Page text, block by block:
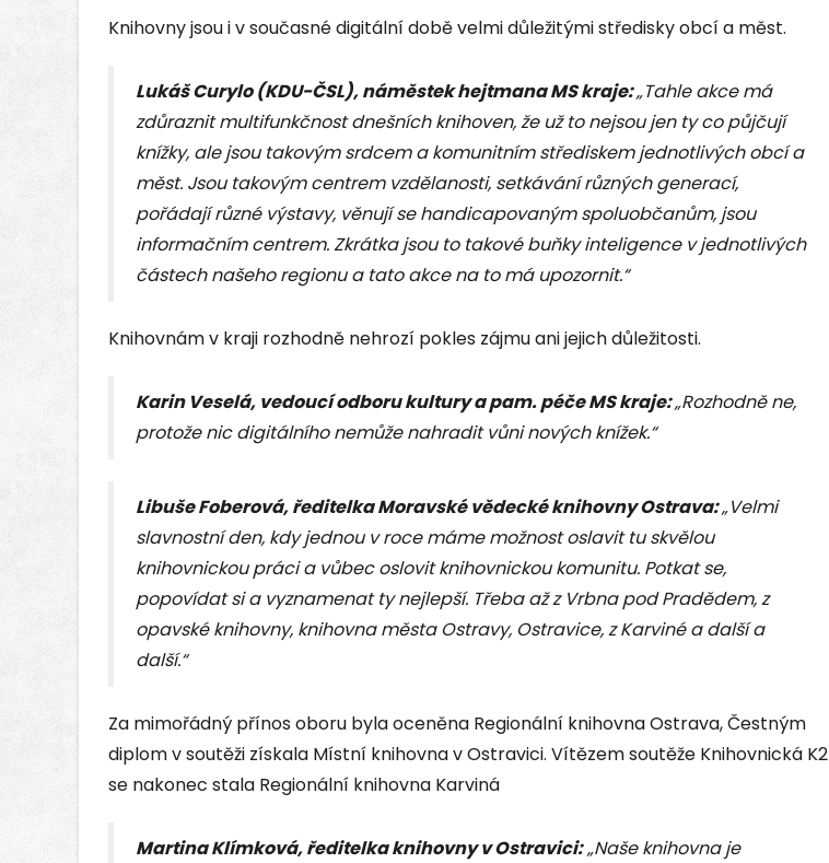
Knihovny jsou i v současné digitální době velmi důležitými středisky obcí a měst.
Lukáš Curylo (KDU-ČSL), náměstek hejtmana MS kraje:„Tahle akce má
zdůraznit multifunkčnost dnešních knihoven, že už to nejsou jen ty co půjčují
knížky, ale jsou takovým srdcem a komunitním střediskem jednotlivých obcí a
měst. Jsou takovým centrem vzdělanosti, setkávání různých generací,
pořádají různé výstavy, věnují se handicapovaným spoluobčanům, jsou
informačním centrem. Zkrátka jsou to takové buňky inteligence v jednotlivých
částech našeho regionu a tato akce na to má upozornit.“
Knihovnám v kraji rozhodně nehrozí pokles zájmu ani jejich důležitosti.
Karin Veselá, vedoucí odboru kultury a pam. péče MS kraje:„Rozhodně ne,
protože nic digitálního nemůže nahradit vůni nových knížek.“
Libuše Foberová, ředitelka Moravské vědecké knihovny Ostrava:„Velmi
slavnostní den, kdy jednou v roce máme možnost oslavit tu skvělou
knihovnickou práci a vůbec oslovit knihovnickou komunitu. Potkat se,
popovídat si a vyznamenat ty nejlepší. Třeba až z Vrbna pod Pradědem, z
opavské knihovny, knihovna města Ostravy, Ostravice, z Karviné a další a
další.“
Za mimořádný přínos oboru byla oceněna Regionální knihovna Ostrava, Čestným
diplom v soutěži získala Místní knihovna v Ostravici. Vítězem soutěže Knihovnická K2
se nakonec stala Regionální knihovna Karviná
Martina Klímková, ředitelka knihovny v Ostravici:„Naše knihovna je